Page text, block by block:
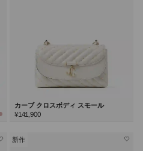
カーブ クロスボディ スモール
¥141,900
新作